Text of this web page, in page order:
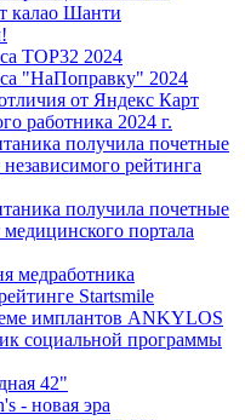
калао Шанти
TOP32 2024
"НаПоправку" 2024
от Яндекс Карт
работника 2024 г.
получила почетные
рейтинга
получила почетные
портала
медработника
Startsmile
имплантов ANKYLOS
социальной программы
42"
- новая эра